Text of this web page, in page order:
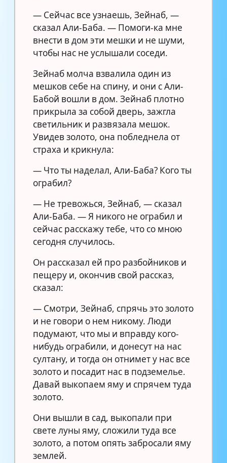
— Сейчас все узнаешь, Зейнаб, —
сказал Али-Баба. — Помоги-ка мне
внести в дом эти мешки и не шуми,
чтобы нас не услышали соседи.
Зейнаб молча взвалила один из
мешков себе на спину, и они с Али-
Бабой вошли в дом. Зейнаб плотно
прикрыла за собой дверь, зажгла
светильник и развязала мешок.
Увидев золото, она побледнела от
страха и крикнула:
— Что ты наделал, Али-Баба? Кого ты
ограбил?
— Не тревожься, Зейнаб, — сказал
Али-Баба. — Я никого не ограбил и
сейчас расскажу тебе, что со мною
сегодня случилось.
Он рассказал ей про разбойников и
пещеру и, окончив свой рассказ,
сказал:
— Смотри, Зейнаб, спрячь это золото
и не говори о нем никому. Люди
подумают, что мы и вправду кого-
нибудь ограбили, и донесут на нас
султану, и тогда он отнимет у нас все
золото и посадит нас в подземелье.
Давай выкопаем яму и спрячем туда
золото.
Они вышли в сад, выкопали при
свете луны яму, сложили туда все
золото, а потом опять забросали яму
землей.